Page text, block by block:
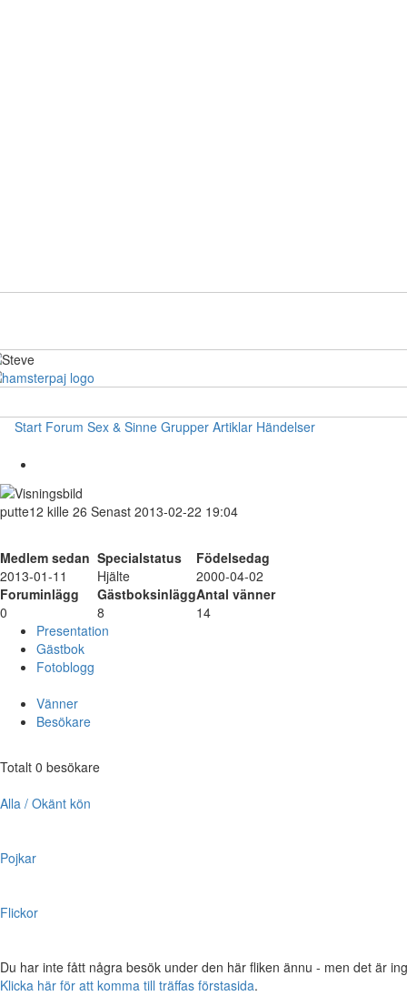
Start Forum Sex & Sinne Grupper Artiklar Händelser
putte12 kille 26 Senast 2013-02-22 19:04
Medlem sedan Specialstatus
Födelsedag
2013-01-11
Hjälte
2000-04-02
Foruminlägg
GästboksinläggAntal vänner
0
8
14
Presentation
Gästbok
Fotoblogg
Vänner
Besökare
Totalt 0 besökare
Alla / Okänt kön
Pojkar
Flickor
Du har inte fått några besök under den här fliken ännu - men det är
Klicka här för att komma till träffas förstasida.